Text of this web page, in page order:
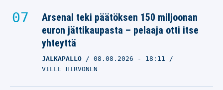
Arsenal teki päätöksen 150 miljoonan
euron jättikaupasta – pelaaja otti itse
yhteyttä
JALKAPALLO 08.08.2026 - 18:11
VILLE HIRVONEN